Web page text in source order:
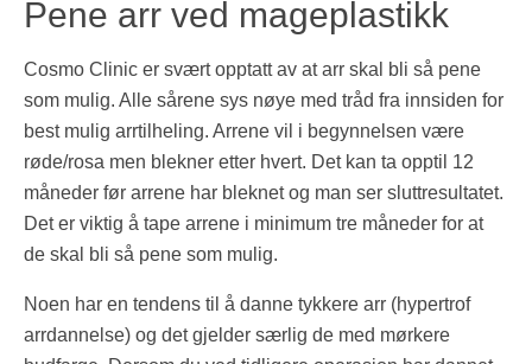
Pene arr ved mageplastikk
Cosmo Clinic er svært opptatt av at arr skal bli så pene
som mulig. Alle sårene sys nøye med tråd fra innsiden for
best mulig arrtilheling. Arrene vil i begynnelsen være
røde/rosa men blekner etter hvert. Det kan ta opptil 12
måneder før arrene har bleknet og man ser sluttresultatet.
Det er viktig å tape arrene i minimum tre måneder for at
de skal bli så pene som mulig.
Noen har en tendens til å danne tykkere arr (hypertrof
arrdannelse) og det gjelder særlig de med mørkere